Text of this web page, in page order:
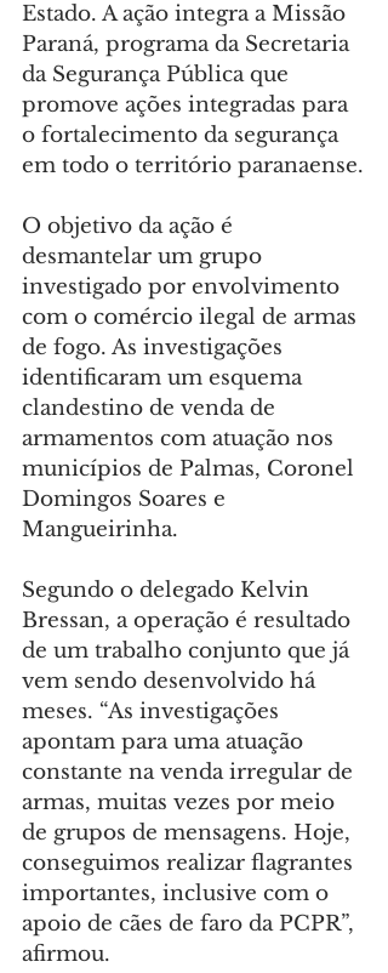
Estado. A ação integra a Missão
Paraná, programa da Secretaria
da Segurança Pública que
promove ações integradas para
o fortalecimento da segurança
em todo o território paranaense.
O objetivo da ação é
desmantelar um grupo
investigado por envolvimento
com o comércio ilegal de armas
de fogo. As investigações
identificaram um esquema
clandestino de venda de
armamentos com atuação nos
municípios de Palmas, Coronel
Domingos Soares e
Mangueirinha.
Segundo o delegado Kelvin
Bressan, a operação é resultado
de um trabalho conjunto que já
vem sendo desenvolvido há
meses. “As investigações
apontam para uma atuação
constante na venda irregular de
armas, muitas vezes por meio
de grupos de mensagens. Hoje,
conseguimos realizar flagrantes
importantes, inclusive com o
apoio de cães de faro da PCPR”,
afirmou.